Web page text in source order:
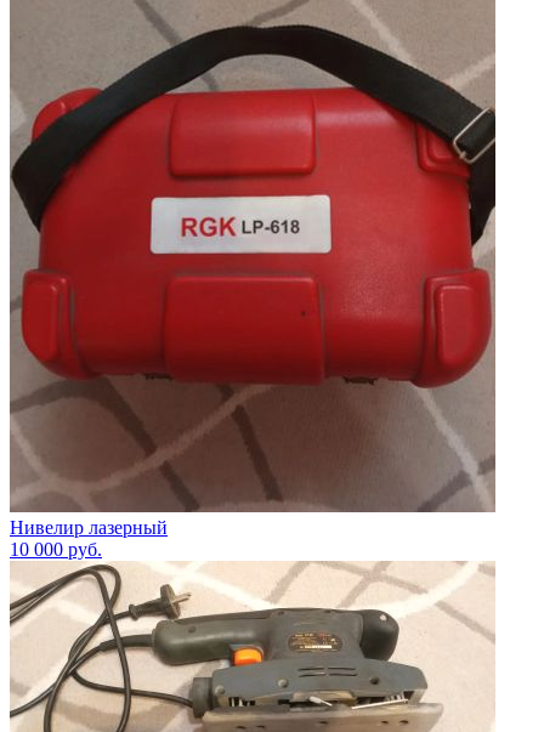
Нивелир лазерный
10 000 руб.